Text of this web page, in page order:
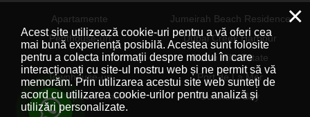
Apartamente
Penthouse-uri
Vile
Townhouse-uri
Proprietăți comerciale
Jumeirah Beach Residence
Dubai Creek Harbour
Dubai Hills Estate
Port de La Mer
Business Bay
×
Acest site utilizează cookie-uri pentru a vă oferi cea
mai bună experiență posibilă. Acestea sunt folosite
pentru a colecta informații despre modul în care
interacționați cu site-ul nostru web și ne permit să vă
memorăm. Prin utilizarea acestui site web sunteți de
acord cu utilizarea cookie-urilor pentru analiză și
utilizări personalizate.